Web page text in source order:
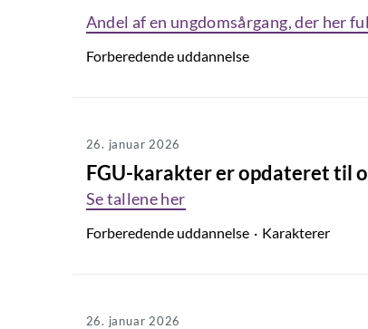
Andel af en ungdomsårgang, der her
Forberedende uddannelse
26. januar 2026
FGU-karakter er opdateret til
Se tallene her
Forberedende uddannelse Karakterer
26. januar 2026